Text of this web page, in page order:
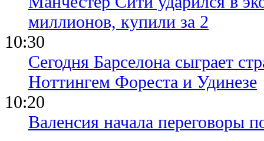
миллионов, купили за 2
10:30
Сегодня Барселона сыграет
Ноттингем Фореста и Удинезе
10:20
Валенсия начала переговоры